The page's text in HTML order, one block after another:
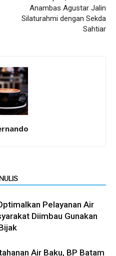
Anambas Agustar Jalin
Silaturahmi dengan Sekda
Sahtiar
Pelayanan Air
Diimbau Gunakan
Air Baku, BP Batam